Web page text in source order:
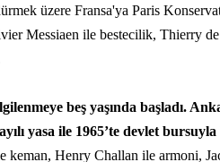
üzere Fransa'ya Paris
Messiaen ile bestecilik, Thierry
beş yaşında başladı.
yasa ile 1965’te devlet
Henry Challan ile armoni,